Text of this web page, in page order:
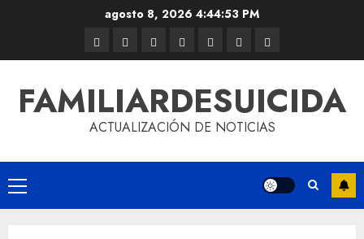
agosto 8, 2026 4:44:54 PM
FAMILIARDESUICIDA
ACTUALIZACIÓN DE NOTICIAS